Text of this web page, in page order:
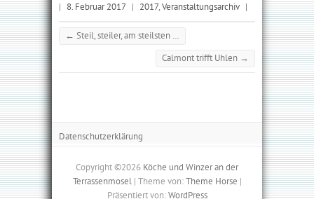
| 8. Februar 2017 | 2017,Veranstaltungsarchiv |
← Steil, steiler, am steilsten …
Calmont trifft Uhlen →
DATENSCHUTZERKLÄRUNG
Datenschutzerklärung
Copyright ©2026 Köche und Winzer an der
Terrassenmosel| Theme von:Theme Horse |
Präsentiert von:WordPress